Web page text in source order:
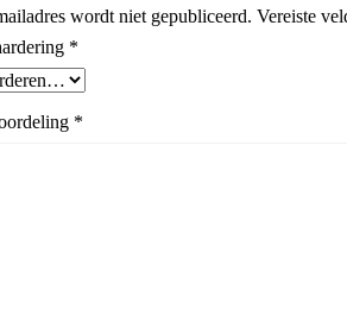
wordt niet gepubliceerd. Vereiste
*
*